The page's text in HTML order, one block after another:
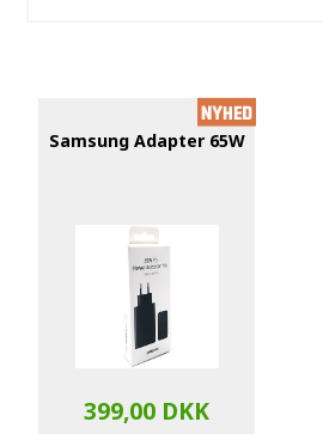
Samsung Adapter 65W
399,00 DKK